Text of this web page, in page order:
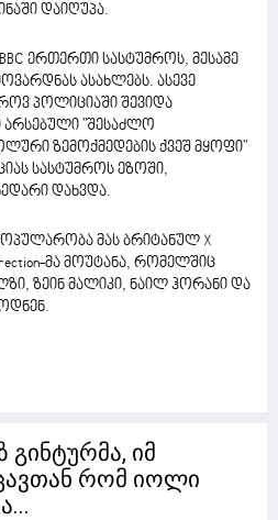
დაიღუპა.
ერთერთი სასტუმროს, მესამე
ასახლებს. ასევე
პოლიციაში შევიდა
არსებული "შესაძლო
ზემოქმედების ქვეშ მყოფი"
სასტუმროს ეზოში,
დახვდა.
მას ბრიტანულ X
მა მოუტანა, რომელშიც
ზეინ მალიკი, ნაილ ჰორანი და
გინტურმა, იმ
რომ იოლი